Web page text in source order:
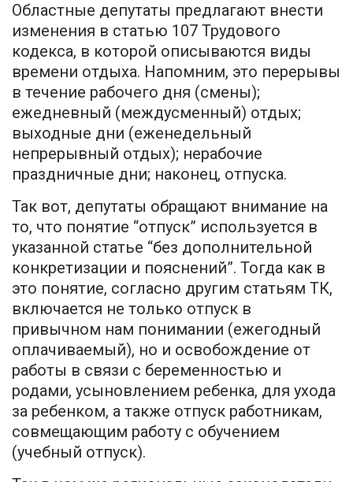
Областные депутаты предлагают внести
изменения в статью 107 Трудового
кодекса, в которой описываются виды
времени отдыха. Напомним, это перерывы
в течение рабочего дня (смены);
ежедневный (междусменный) отдых;
выходные дни (еженедельный
непрерывный отдых); нерабочие
праздничные дни; наконец, отпуска.
Так вот, депутаты обращают внимание на
то, что понятие “отпуск” используется в
указанной статье “без дополнительной
конкретизации и пояснений”. Тогда как в
это понятие, согласно другим статьям ТК,
включается не только отпуск в
привычном нам понимании (ежегодный
оплачиваемый), но и освобождение от
работы в связи с беременностью и
родами, усыновлением ребенка, для ухода
за ребенком, а также отпуск работникам,
совмещающим работу с обучением
(учебный отпуск).